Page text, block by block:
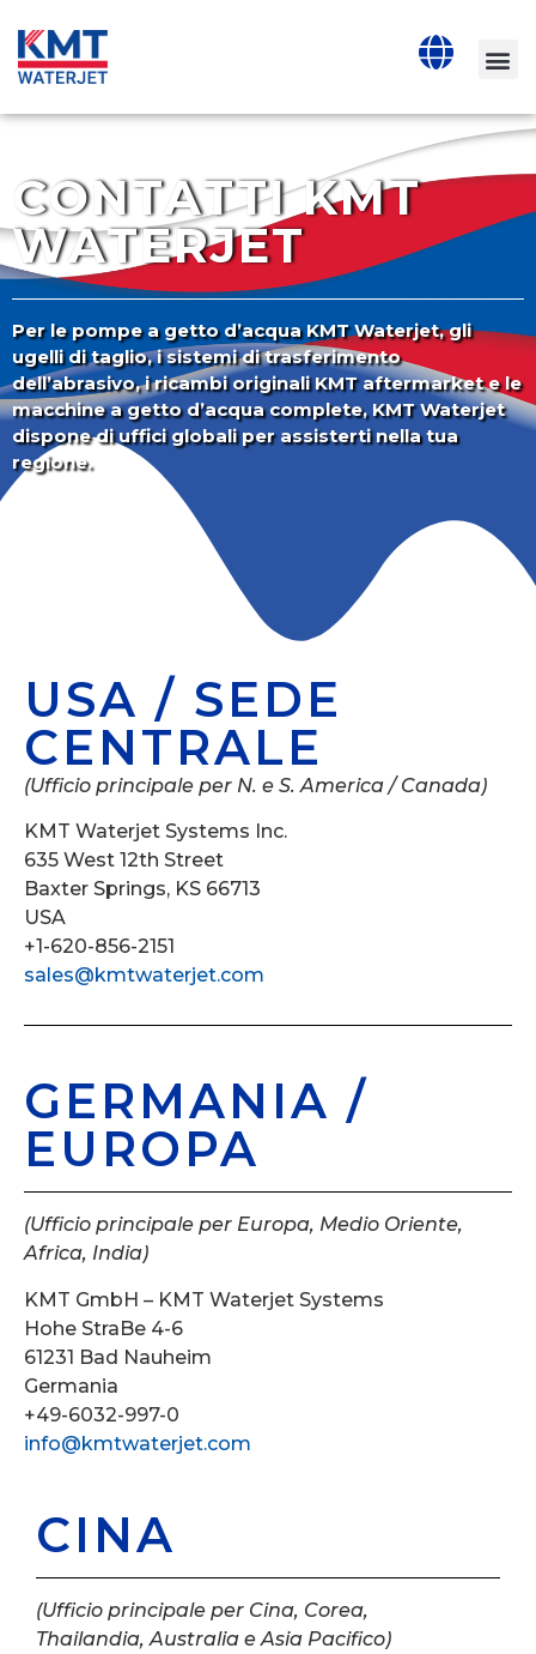
CONTATTI KMT
WATERJET
Per le pompe a getto d’acqua KMT Waterjet, gli
ugelli di taglio, i sistemi di trasferimento
dell’abrasivo, i ricambi originali KMT aftermarket e le
macchine a getto d’acqua complete, KMT Waterjet
dispone di uffici globali per assisterti nella tua
regione.
USA / SEDE
CENTRALE
(Ufficio principale per N. e S. America / Canada)
KMT Waterjet Systems Inc.
635 West 12th Street
Baxter Springs, KS 66713
USA
+1-620-856-2151
sales@kmtwaterjet.com
GERMANIA /
EUROPA
(Ufficio principale per Europa, Medio Oriente,
Africa, India)
KMT GmbH – KMT Waterjet Systems
Hohe StraBe 4-6
61231 Bad Nauheim
Germania
+49-6032-997-0
info@kmtwaterjet.com
CINA
(Ufficio principale per Cina, Corea,
Thailandia, Australia e Asia Pacifico)